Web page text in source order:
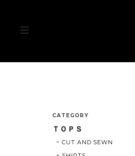
CATEGORY
ＴＯＰＳ
CUT AND SEWN